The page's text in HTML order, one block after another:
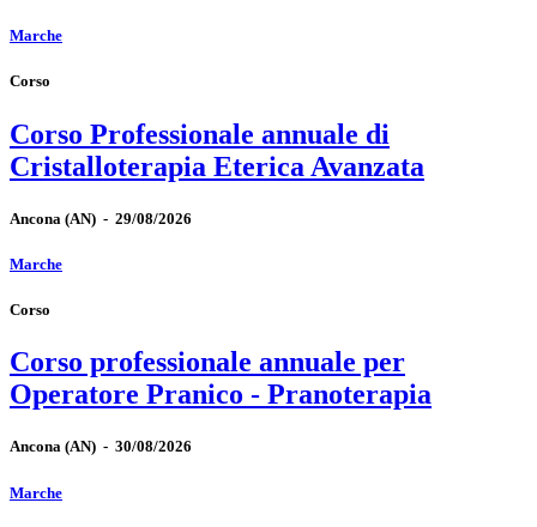
Marche
Corso
Corso Professionale annuale di
Cristalloterapia Eterica Avanzata
Ancona (AN) - 29/08/2026
Marche
Corso
Corso professionale annuale per
Operatore Pranico - Pranoterapia
Ancona (AN) - 30/08/2026
Marche